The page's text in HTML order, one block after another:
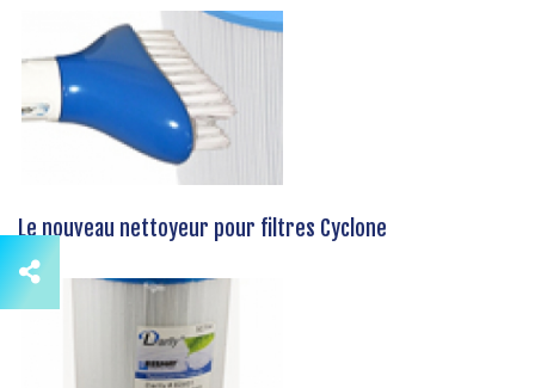
Le nouveau nettoyeur pour filtres Cyclone